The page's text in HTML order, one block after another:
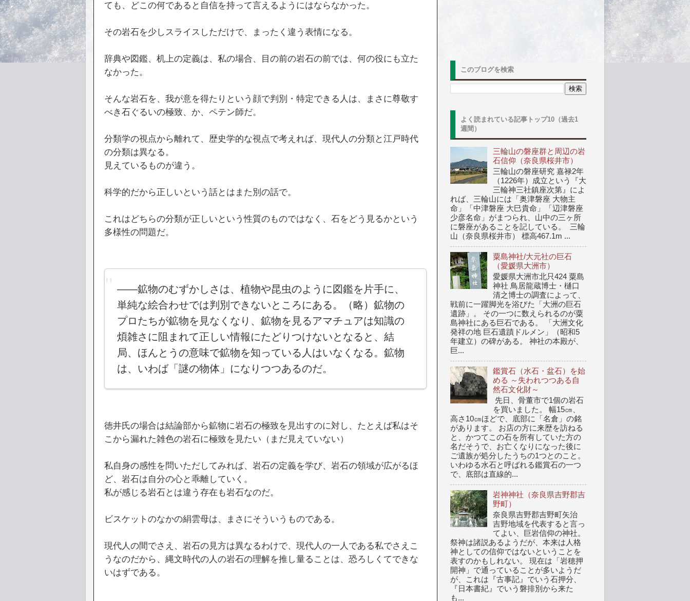
ても、どこの何であると自信を持って言えるようにはならなかった。
その岩石を少しスライスしただけで、まったく違う表情になる。
辞典や図鑑、机上の定義は、私の場合、目の前の岩石の前では、何の役にも立た
なかった。
そんな岩石を、我が意を得たりという顔で判別・特定できる人は、まさに尊敬す
べき石ぐるいの極致、か、ペテン師だ。
分類学の視点から離れて、歴史学的な視点で考えれば、現代人の分類と江戸時代
の分類は異なる。
見えているものが違う。
科学的だから正しいという話とはまた別の話で。
これはどちらの分類が正しいという性質のものではなく、石をどう見るかという
多様性の問題だ。
――鉱物のむずかしさは、植物や昆虫のように図鑑を片手に、
単純な絵合わせでは判別できないところにある。（略）鉱物の
プロたちが鉱物を見なくなり、鉱物を見るアマチュアは知識の
煩雑さに阻まれて正しい情報にたどりつけないとなると、結
局、ほんとうの意味で鉱物を知っている人はいなくなる。鉱物
は、いわば「謎の物体」になりつつあるのだ。
徳井氏の場合は結論部から鉱物に岩石の極致を見出すのに対し、たとえば私はそ
こから漏れた雑色の岩石に極致を見たい（まだ見えていない）
私自身の感性を問いただしてみれば、岩石の定義を学び、岩石の領域が広がるほ
ど、岩石は自分の心と乖離していく。
私が感じる岩石とは違う存在も岩石なのだ。
ビスケットのなかの絹雲母は、まさにそういうものである。
現代人の間でさえ、岩石の見方は異なるわけで、現代人の一人である私でさえこ
うなのだから、縄文時代の人の岩石の理解を推し量ることは、恐ろしくてできな
いはずである。
このブログを検索
よく読まれている記事トップ10（過去1
週間）
三輪山の磐座群と周辺の岩
石信仰（奈良県桜井市）
三輪山の磐座研究 嘉禄2年
（1226年）成立という『大
三輪神三社鎮座次第』によ
れば、三輪山には「奥津磐座 大物主
命」「中津磐座 大巳貴命」「辺津磐座
少彦名命」がまつられ、山中の三ヶ所
に磐座があることを記している。 三輪
山（奈良県桜井市） 標高467.1m ...
粟島神社/大元社の巨石
（愛媛県大洲市）
愛媛県大洲市北只424 粟島
神社 鳥居龍蔵博士・樋口
清之博士の調査によって、
戦前に一躍脚光を浴びた「大洲の巨石
遺跡」。 その一つに数えられるのが粟
島神社にある巨石である。 「大洲文化
発祥の地 巨石遺蹟ドルメン」（昭和5
年建立）の碑がある。 神社の本殿が、
巨...
鑑賞石（水石・盆石）を始
める ～失われつつある自
然石文化財～
先日、骨董市で1個の岩石
を買いました。 幅15㎝、
高さ10㎝ほどで、底部に「名倉」の銘
があります。 お店の方に来歴を訪ねる
と、かつてこの石を所有していた方の
名だそうで、お亡くなりになった後に
ご遺族が処分したうちの1つとのこと。
いわゆる水石と呼ばれる鑑賞石の一つ
で、底部は直線的...
岩神神社（奈良県吉野郡吉
野町）
奈良県吉野郡吉野町矢治
吉野地域を代表すると言っ
てよい、巨岩信仰の神社。
祭神は諸説あるようだが、本来は人格
神としての信仰ではないということを
表すのかもしれない。 現在は「岩穂押
開神」で通っていることが多いようだ
が、これは『古事記』でいう石押分、
『日本書紀』でいう磐排別から来た
も...